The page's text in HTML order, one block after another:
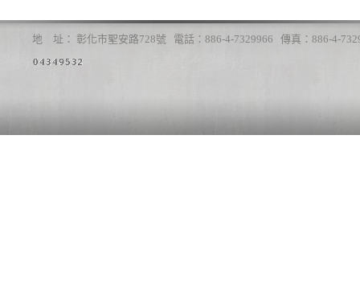
地 址： 彰化市聖安路728號 電話：886-4-7329966 傳真：886-4-